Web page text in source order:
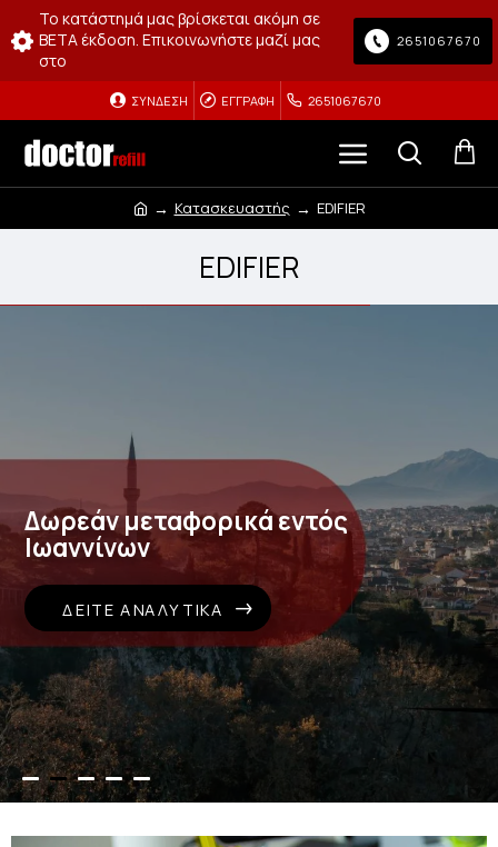
Το κατάστημά μας βρίσκεται ακόμη σε
BETA έκδοση. Επικοινωνήστε μαζί μας
στο
2651067670
ΣΎΝΔΕΣΗ ΕΓΓΡΑΦΉ 2651067670
Κατασκευαστής EDIFIER
EDIFIER
Σχολικά είδη